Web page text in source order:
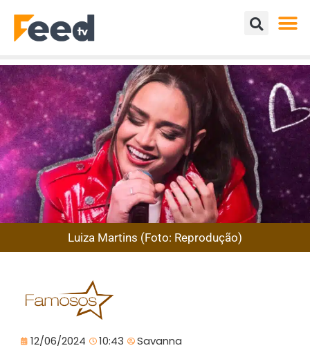
Luiza Martins (Foto: Reprodução)
12/06/2024 10:43 Savanna